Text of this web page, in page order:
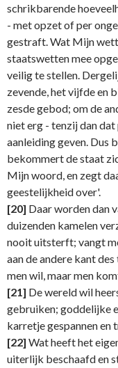
schrikbarende
- met opzet of per
gestraft. Wat Mijn
staatswetten mee
veilig te stellen.
zevende, het vijfde en
zesde gebod; om de
niet erg - tenzij dan
aanleiding geven. Dus
bekommert de staat
Mijn woord, en zegt
geestelijkheid over'.
[20] Daar worden dan
duizenden kamelen
nooit uitsterft; vangt
aan de andere kant
men wil, maar men
[21] De wereld wil
gebruiken; goddelijke
karretje gespannen en
[22] Wat heeft het
uiterlijk beschaafd en